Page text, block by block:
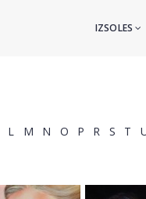
IZSOLES
L M N O P R S T